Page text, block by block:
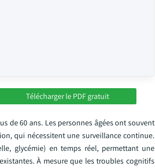
Télécharger le PDF gratuit
de 60 ans. Les personnes âgées ont souvent
qui nécessitent une surveillance continue.
glycémie) en temps réel, permettant une
À mesure que les troubles cognitifs